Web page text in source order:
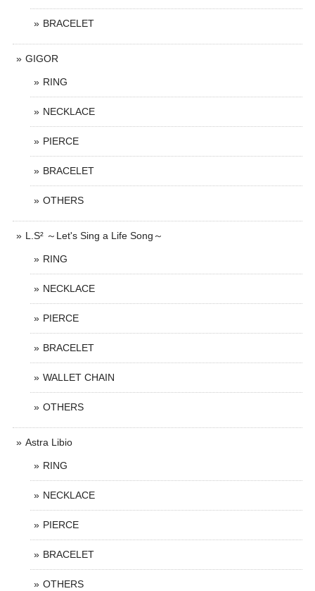
BRACELET
GIGOR
RING
NECKLACE
PIERCE
BRACELET
OTHERS
L.S² ～Let's Sing a Life Song～
RING
NECKLACE
PIERCE
BRACELET
WALLET CHAIN
OTHERS
Astra Libio
RING
NECKLACE
PIERCE
BRACELET
OTHERS